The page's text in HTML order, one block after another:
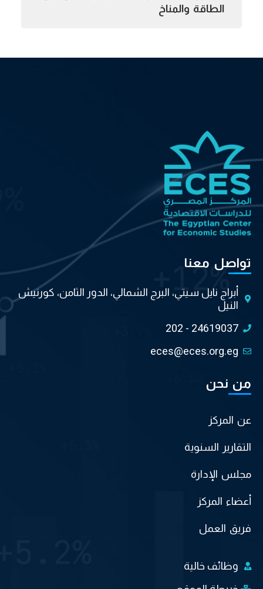
الطاقة والمناخ
تواصل معنا
أبراج نايل سيتي، البرج الشمالي، الدور الثامن، كورنيش
النيل
202 - 24619037
eces@eces.org.eg
من نحن
عن المركز
التقارير السنوية
مجلس الإدارة
أعضاء المركز
فريق العمل
وظائف خالية